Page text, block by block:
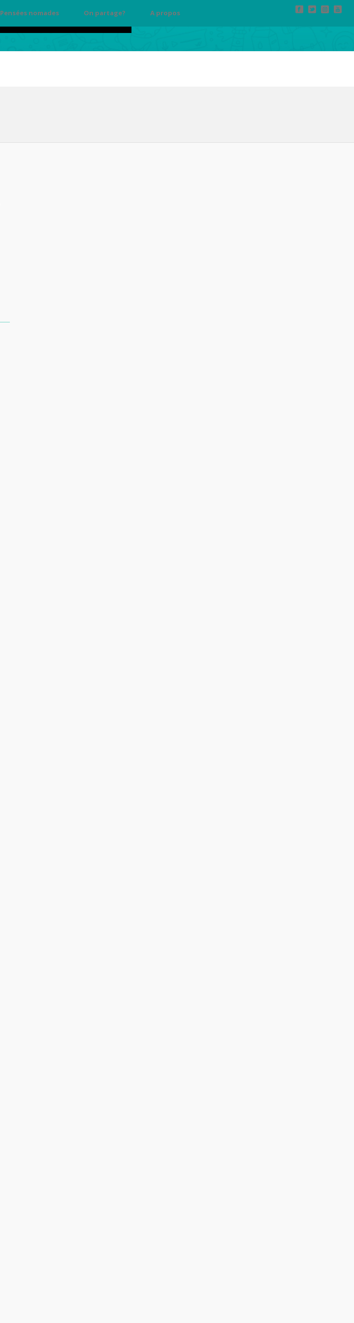
Pensées nomades On partage? A propos